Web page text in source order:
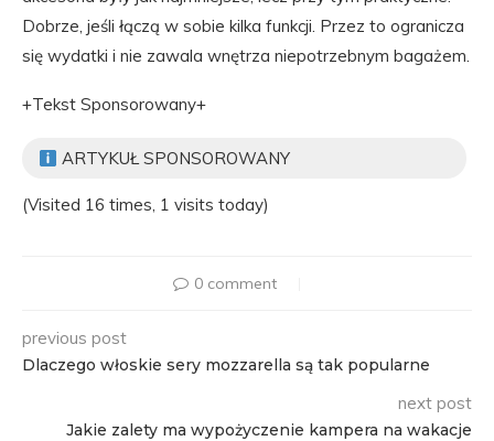
Dobrze, jeśli łączą w sobie kilka funkcji. Przez to ogranicza
się wydatki i nie zawala wnętrza niepotrzebnym bagażem.
+Tekst Sponsorowany+
ARTYKUŁ SPONSOROWANY
(Visited 16 times, 1 visits today)
0 comment
previous post
Dlaczego włoskie sery mozzarella są tak popularne
next post
Jakie zalety ma wypożyczenie kampera na wakacje